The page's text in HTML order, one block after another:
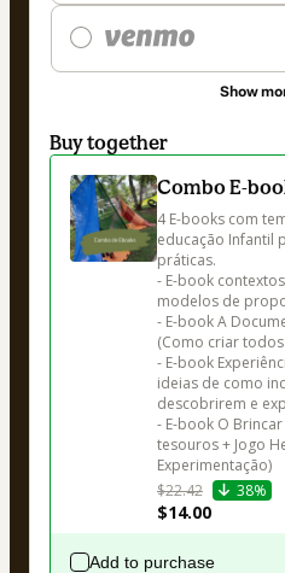
Show
Buy together
Combo E-
4 E-books com
educação Infantil
práticas.
- E-book
modelos de
- E-book A
(Como criar
- E-book
ideias de como
descobrirem e
- E-book O
tesouros + Jogo
Experimentação)
$22.42
38%
$14.00
Add to purchase